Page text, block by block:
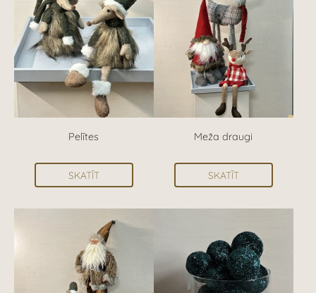
Pelītes
SKATĪT
Meža draugi
SKATĪT